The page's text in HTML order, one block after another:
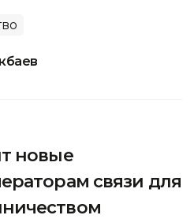
новые
связи для